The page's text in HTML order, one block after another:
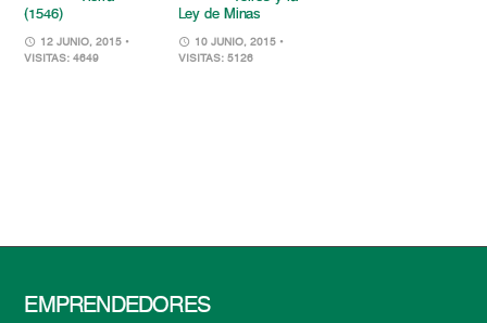
(1546)
12 JUNIO, 2015 •
VISITAS: 4649
Ley de Minas
10 JUNIO, 2015 •
VISITAS: 5126
EMPRENDEDORES